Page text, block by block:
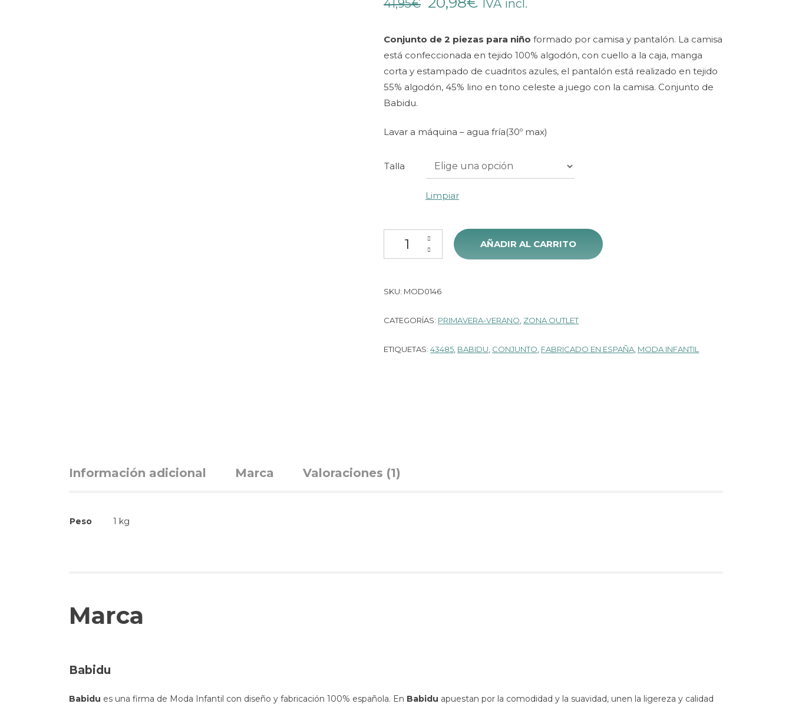
41,95€
original
era:
41,95€.
actual
es:
20,98€.
IVA incl.
Conjunto de 2 piezas para niño formado por camisa y pantalón. La camisa
está confeccionada en tejido 100% algodón, con cuello a la caja, manga
corta y estampado de cuadritos azules, el pantalón está realizado en tejido
55% algodón, 45% lino en tono celeste a juego con la camisa. Conjunto de
Babidu.
Lavar a máquina – agua fría(30º max)
Talla
Limpiar
Babidu 43485 cantidad
AÑADIR AL CARRITO
SKU: MOD0146
CATEGORÍAS: PRIMAVERA-VERANO ZONA OUTLET
ETIQUETAS: 43485 BABIDU CONJUNTO FABRICADO EN ESPAÑA MODA INFANTIL
Información adicional Marca Valoraciones (1)
Peso 1 kg
Marca
Babidu
Babidu es una firma de Moda Infantil con diseño y fabricación 100% española. En Babidu apuestan por la comodidad y la suavidad, unen la ligereza y calidad